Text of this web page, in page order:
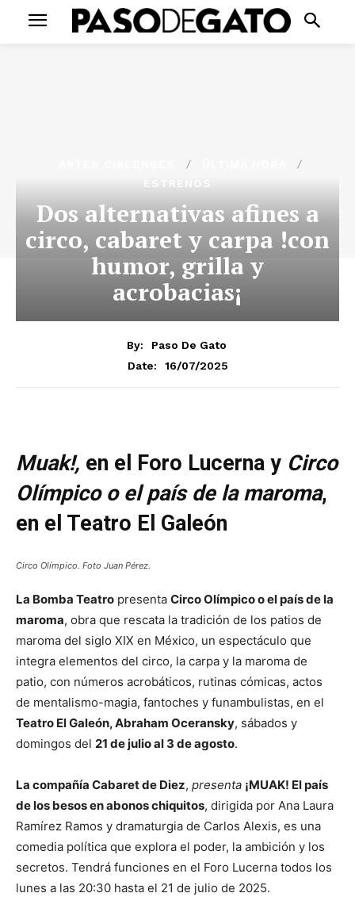
ESTRENOS
Dos alternativas afines a
circo, cabaret y carpa !con
humor, grilla y
acrobacias¡
By:
Paso De Gato
Date:
16/07/2025
Muak!, en el Foro Lucerna y Circo
Olímpico o el país de la maroma,
en el Teatro El Galeón
Circo Olímpico. Foto Juan Pérez.
La Bomba Teatro presenta Circo Olímpico o el país de la
maroma, obra que rescata la tradición de los patios de
maroma del siglo XIX en México, un espectáculo que
integra elementos del circo, la carpa y la maroma de
patio, con números acrobáticos, rutinas cómicas, actos
de mentalismo-magia, fantoches y funambulistas, en el
Teatro El Galeón, Abraham Oceransky, sábados y
domingos del 21 de julio al 3 de agosto.
La compañía Cabaret de Diez, presenta ¡MUAK! El país
de los besos en abonos chiquitos, dirigida por Ana Laura
Ramírez Ramos y dramaturgia de Carlos Alexis, es una
comedia política que explora el poder, la ambición y los
secretos. Tendrá funciones en el Foro Lucerna todos los
lunes a las 20:30 hasta el 21 de julio de 2025.